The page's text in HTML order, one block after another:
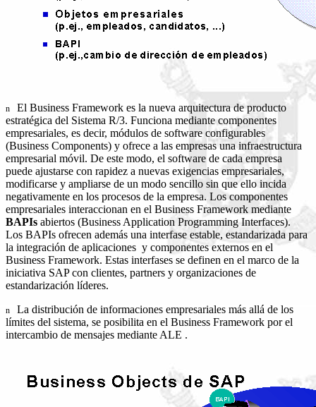
n
El Business Framework es la nueva arquitectura de producto
estratégica del Sistema R/3. Funciona mediante componentes
empresariales, es decir, módulos de software configurables
(Business Components) y ofrece a las empresas una infraestructura
empresarial móvil. De este modo, el software de cada empresa
puede ajustarse con rapidez a nuevas exigencias empresariales,
modificarse y ampliarse de un modo sencillo sin que ello incida
negativamente en los procesos de la empresa. Los componentes
empresariales interaccionan en el Business Framework mediante
BAPIs abiertos (Business Application Programming Interfaces).
Los BAPIs ofrecen además una interfase estable, estandarizada para
la integración de aplicaciones y componentes externos en el
Business Framework. Estas interfases se definen en el marco de la
iniciativa SAP con clientes, partners y organizaciones de
estandarización líderes.
n
La distribución de informaciones empresariales más allá de los
límites del sistema, se posibilita en el Business Framework por el
intercambio de mensajes mediante ALE .